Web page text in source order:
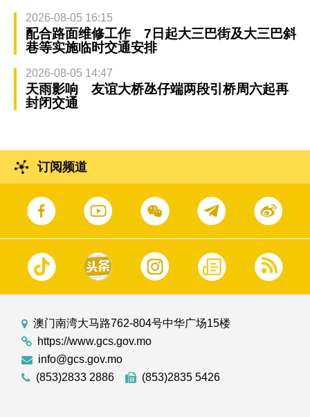
2026-08-05 16:15
配合路面维修工作 7日起大三巴街及大三巴斜
巷等实施临时交通安排
2026-08-05 14:47
天雨影响 友谊大桥氹仔端两段引桥周六起再
封闭交通
订阅频道
澳门南湾大马路762-804号中华广场15楼
https://www.gcs.gov.mo
info@gcs.gov.mo
(853)2833 2886
(853)2835 5426